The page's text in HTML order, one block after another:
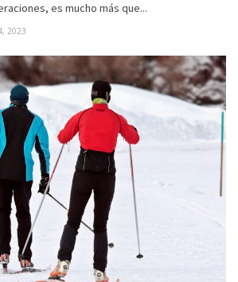
es mucho más que...
2023